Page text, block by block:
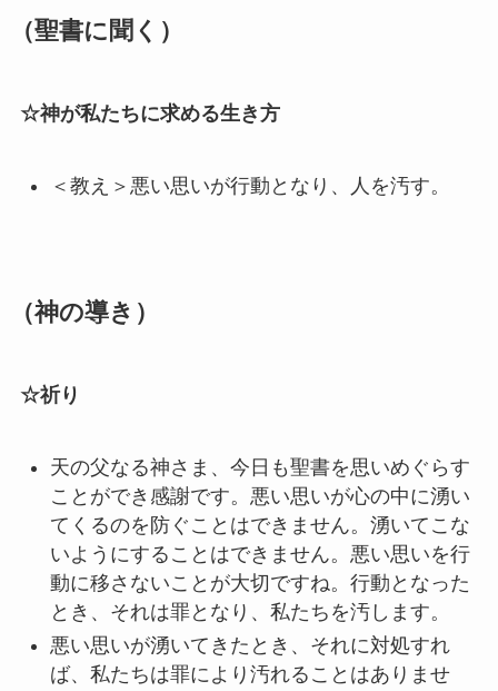
（聖書に聞く）
☆神が私たちに求める生き方
＜教え＞悪い思いが行動となり、人を汚す。
（神の導き）
☆祈り
天の父なる神さま、今日も聖書を思いめぐらす
ことができ感謝です。悪い思いが心の中に湧い
てくるのを防ぐことはできません。湧いてこな
いようにすることはできません。悪い思いを行
動に移さないことが大切ですね。行動となった
とき、それは罪となり、私たちを汚します。
悪い思いが湧いてきたとき、それに対処すれ
ば、私たちは罪により汚れることはありませ